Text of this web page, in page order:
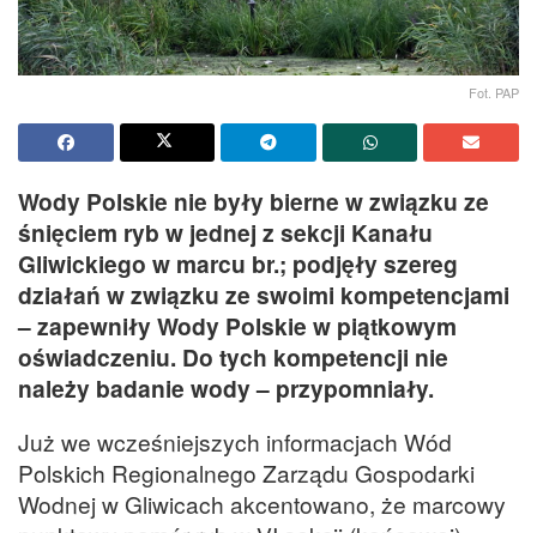
Fot. PAP
Wody Polskie nie były bierne w związku ze
śnięciem ryb w jednej z sekcji Kanału
Gliwickiego w marcu br.; podjęły szereg
działań w związku ze swoimi kompetencjami
– zapewniły Wody Polskie w piątkowym
oświadczeniu. Do tych kompetencji nie
należy badanie wody – przypomniały.
Już we wcześniejszych informacjach Wód
Polskich Regionalnego Zarządu Gospodarki
Wodnej w Gliwicach akcentowano, że marcowy